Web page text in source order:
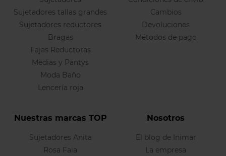
Sujetadores tallas grandes
Sujetadores reductores
Bragas
Fajas Reductoras
Medias y Pantys
Moda Baño
Lencería roja
Cambios
Devoluciones
Métodos de pago
Nuestras marcas TOP
Sujetadores Anita
Rosa Faia
Nosotros
El blog de Inimar
La empresa